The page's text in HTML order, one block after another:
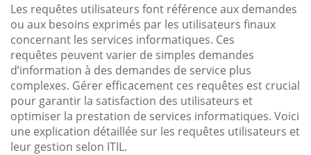
Les requêtes utilisateurs font référence aux demandes
ou aux besoins exprimés par les utilisateurs finaux
concernant les services informatiques. Ces
requêtes peuvent varier de simples demandes
d’information à des demandes de service plus
complexes. Gérer efficacement ces requêtes est crucial
pour garantir la satisfaction des utilisateurs et
optimiser la prestation de services informatiques. Voici
une explication détaillée sur les requêtes utilisateurs et
leur gestion selon ITIL.